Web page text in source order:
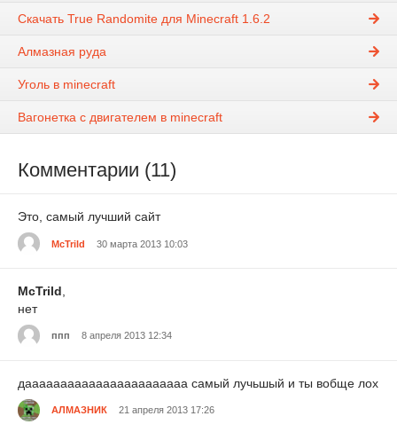
Скачать True Randomite для Minecraft 1.6.2
Алмазная руда
Уголь в minecraft
Вагонетка с двигателем в minecraft
Комментарии (11)
Это, самый лучший сайт
McTrild 30 марта 2013 10:03
McTrild
нет
ппп 8 апреля 2013 12:34
дааааааааааааааааааааааа самый лучьшый и ты вобще лох
АЛМАЗНИК 21 апреля 2013 17:26